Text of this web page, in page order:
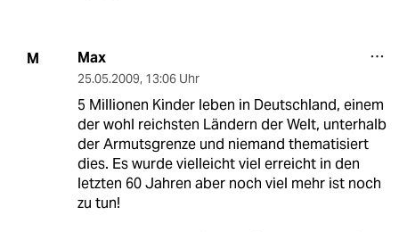
M Max
25.05.2009, 13:06 Uhr
5 Millionen Kinder leben in Deutschland, einem
der wohl reichsten Ländern der Welt, unterhalb
der Armutsgrenze und niemand thematisiert
dies. Es wurde vielleicht viel erreicht in den
letzten 60 Jahren aber noch viel mehr ist noch
zu tun!